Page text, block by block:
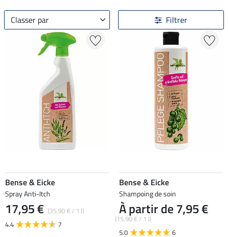
Classer par Filtrer
Bense & Eicke
Spray Anti-Itch
17,95 € (35,90 € / 1 l)
4.4
7
Bense & Eicke
Shampoing de soin
À partir de 7,95 €
(15,90 € / 1 l)
5.0
6